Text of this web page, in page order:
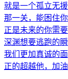
就是一个孤立无
那一关，能困住
正是未来的你需
深渊想要逃跑的
我们更加真诚的
正的超越他，加